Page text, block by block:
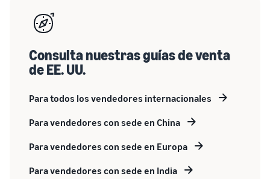
Consulta nuestras guías de venta
de EE. UU.
Para todos los vendedores internacionales
Para vendedores con sede en China
Para vendedores con sede en Europa
Para vendedores con sede en India